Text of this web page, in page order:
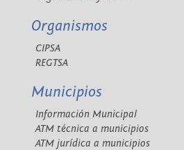
Organismos
CIPSA
REGTSA
Municipios
Información Municipal
ATM técnica a municipios
ATM jurídica a municipios